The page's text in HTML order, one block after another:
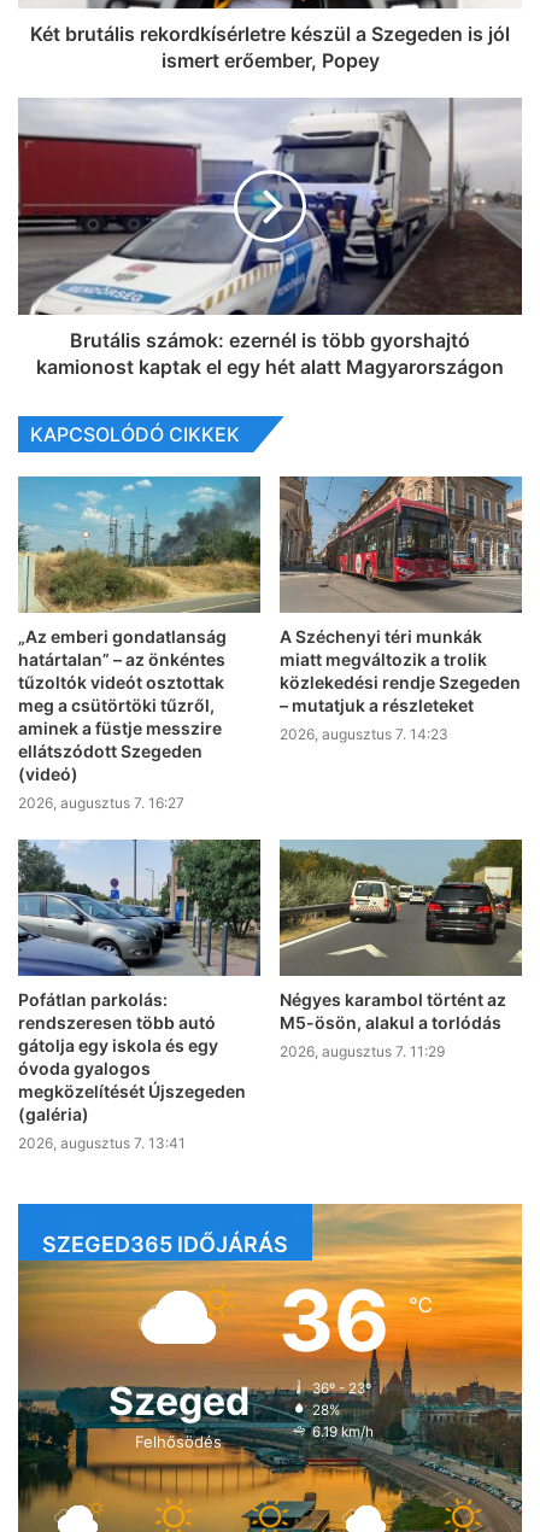
Két brutális rekordkísérletre készül a Szegeden is jól
ismert erőember, Popey
Brutális számok: ezernél is több gyorshajtó
kamionost kaptak el egy hét alatt Magyarországon
KAPCSOLÓDÓ CIKKEK
„Az emberi gondatlanság
határtalan” – az önkéntes
tűzoltók videót osztottak
meg a csütörtöki tűzről,
aminek a füstje messzire
ellátszódott Szegeden
(videó)
2026, augusztus 7. 16:27
A Széchenyi téri munkák
miatt megváltozik a trolik
közlekedési rendje Szegeden
– mutatjuk a részleteket
2026, augusztus 7. 14:23
Pofátlan parkolás:
rendszeresen több autó
gátolja egy iskola és egy
óvoda gyalogos
megközelítését Újszegeden
(galéria)
2026, augusztus 7. 13:41
Négyes karambol történt az
M5-ösön, alakul a torlódás
2026, augusztus 7. 11:29
SZEGED365 IDŐJÁRÁS
Szeged
Felhősödés
36℃
36º - 23º
28%
6.19 km/h